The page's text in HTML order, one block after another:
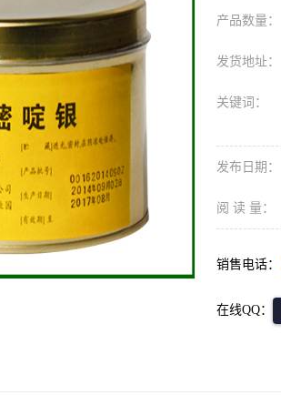
产品数量：
发货地址：
关键词：
发布日期：
阅 读 量：
销售电话：
在线QQ：